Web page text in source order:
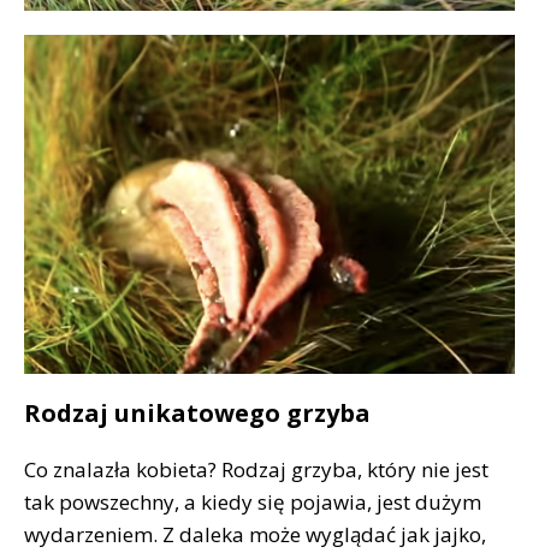
Rodzaj unikatowego grzyba
Co znalazła kobieta? Rodzaj grzyba, który nie jest
tak powszechny, a kiedy się pojawia, jest dużym
wydarzeniem. Z daleka może wyglądać jak jajko,